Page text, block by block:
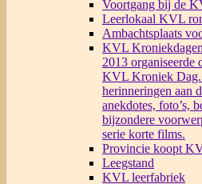
Voortgang bij de
Leerlokaal KVL
Ambachtsplaats
KVL Kroniekdagen
2013 organiseerde
KVL Kroniek Dag.
herinneringen aan
anekdotes, foto’s,
bijzondere
serie korte films.
Provincie koopt
Leegstand
KVL leerfabriek